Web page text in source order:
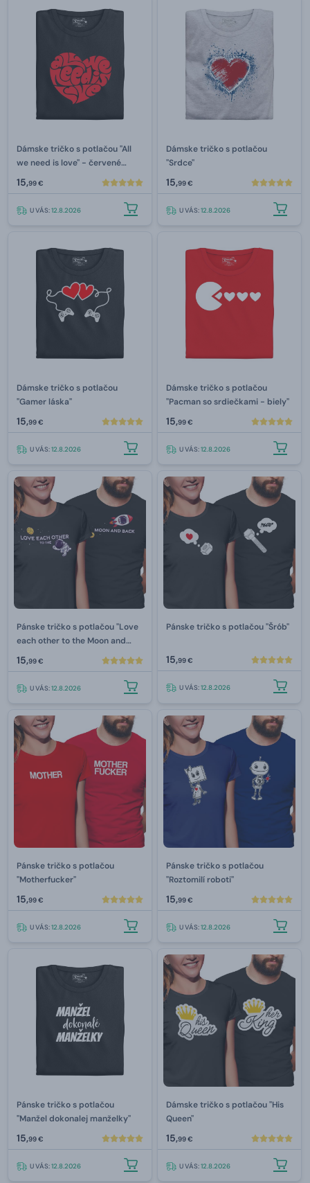
Dámske tričko s potlačou "All
we need is love" - ​​červené
srdce
15,99 €
U VÁS:12.8.2026
Dámske tričko s potlačou
"Srdce"
15,99 €
U VÁS:12.8.2026
Dámske tričko s potlačou
"Gamer láska"
15,99 €
U VÁS:12.8.2026
Dámske tričko s potlačou
"Pacman so srdiečkami - biely"
15,99 €
U VÁS:12.8.2026
Pánske tričko s potlačou "Love
each other to the Moon and
back"
15,99 €
U VÁS:12.8.2026
Pánske tričko s potlačou "Šrób"
15,99 €
U VÁS:12.8.2026
Pánske tričko s potlačou
"Motherfucker"
15,99 €
U VÁS:12.8.2026
Pánske tričko s potlačou
"Roztomilí roboti"
15,99 €
U VÁS:12.8.2026
Pánske tričko s potlačou
"Manžel dokonalej manželky"
15,99 €
U VÁS:12.8.2026
Dámske tričko s potlačou "His
Queen"
15,99 €
U VÁS:12.8.2026